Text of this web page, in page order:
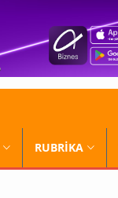
RUBRİKA